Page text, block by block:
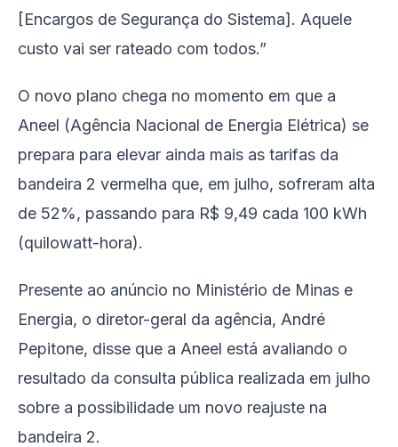
[Encargos de Segurança do Sistema]. Aquele
custo vai ser rateado com todos.”
O novo plano chega no momento em que a
Aneel (Agência Nacional de Energia Elétrica) se
prepara para elevar ainda mais as tarifas da
bandeira 2 vermelha que, em julho, sofreram alta
de 52%, passando para R$ 9,49 cada 100 kWh
(quilowatt-hora).
Presente ao anúncio no Ministério de Minas e
Energia, o diretor-geral da agência, André
Pepitone, disse que a Aneel está avaliando o
resultado da consulta pública realizada em julho
sobre a possibilidade um novo reajuste na
bandeira 2.